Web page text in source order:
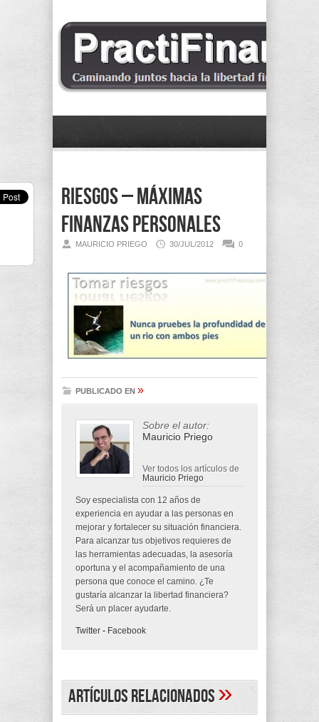
Riesgos – Máximas
finanzas personales
MAURICIO PRIEGO 30/JUL/2012 0
PUBLICADO EN »
Sobre el autor:
Mauricio Priego
Ver todos los artículos de
Mauricio Priego
Soy especialista con 12 años de
experiencia en ayudar a las personas en
mejorar y fortalecer su situación financiera.
Para alcanzar tus objetivos requieres de
las herramientas adecuadas, la asesoría
oportuna y el acompañamiento de una
persona que conoce el camino. ¿Te
gustaría alcanzar la libertad financiera?
Será un placer ayudarte.
Twitter - Facebook
Artículos Relacionados»